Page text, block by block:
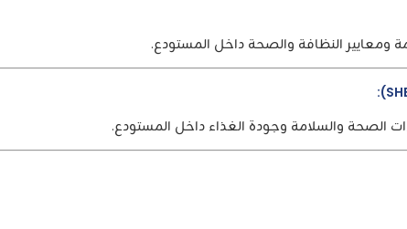
ومعايير النظافة والصحة داخل المستودع.
الصحة والسلامة وجودة الغذاء داخل المستودع.